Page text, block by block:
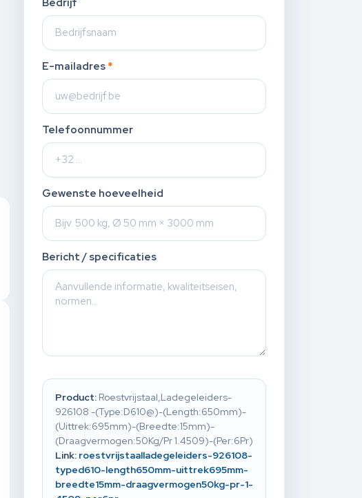
E-mailadres *
Telefoonnummer
Gewenste hoeveelheid
Bericht / specificaties
Product: Roestvrijstaal,Ladegeleiders-
926108 -(Type:D610@)-(Length:650mm)-
(Uittrek:695mm)-(Breedte:15mm)-
(Draagvermogen:50Kg/Pr 1.4509)-(Per:6Pr)
Link: roestvrijstaalladegeleiders-926108-
typed610-length650mm-uittrek695mm-
breedte15mm-draagvermogen50kg-pr-1-